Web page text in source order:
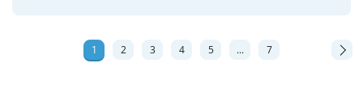
1 2 3 4 5 ... 7